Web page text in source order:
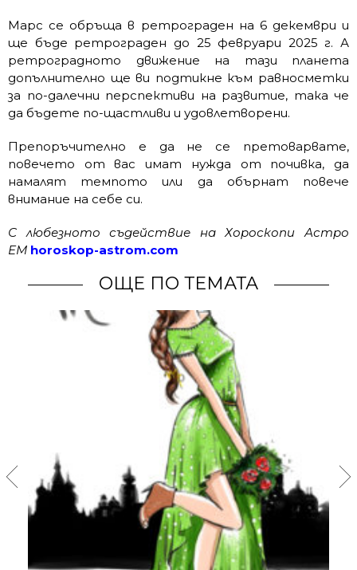
Марс се обръща в ретрограден на 6 декември и
ще бъде ретрограден до 25 февруари 2025 г. А
ретроградното движение на тази планета
допълнително ще ви подтикне към равносметки
за по-далечни перспективи на развитие, така че
да бъдете по-щастливи и удовлетворени.
Препоръчително е да не се претоварвате,
повечето от вас имат нужда от почивка, да
намалят темпото или да обърнат повече
внимание на себе си.
С любезното съдействие на Хороскопи Астро
ЕМ horoskop-astrom.com
ОЩЕ ПО ТЕМАТА